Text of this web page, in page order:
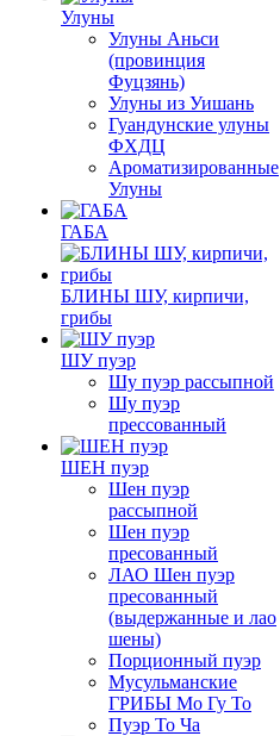
Улуны
Улуны Аньси
(провинция
Фуцзянь)
Улуны из Уишань
Гуандунские улуны
ФХДЦ
Ароматизированные
Улуны
ГАБА
БЛИНЫ ШУ, кирпичи,
грибы
ШУ пуэр
Шу пуэр рассыпной
Шу пуэр
прессованный
ШЕН пуэр
Шен пуэр
рассыпной
Шен пуэр
пресованный
ЛАО Шен пуэр
пресованный
(выдержанные и лао
шены)
Порционный пуэр
Мусульманские
ГРИБЫ Мо Гу То
Пуэр То Ча